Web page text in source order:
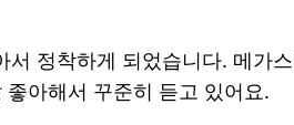
정착하게 되었습니다. 메가
아해서 꾸준히 듣고 있어요.